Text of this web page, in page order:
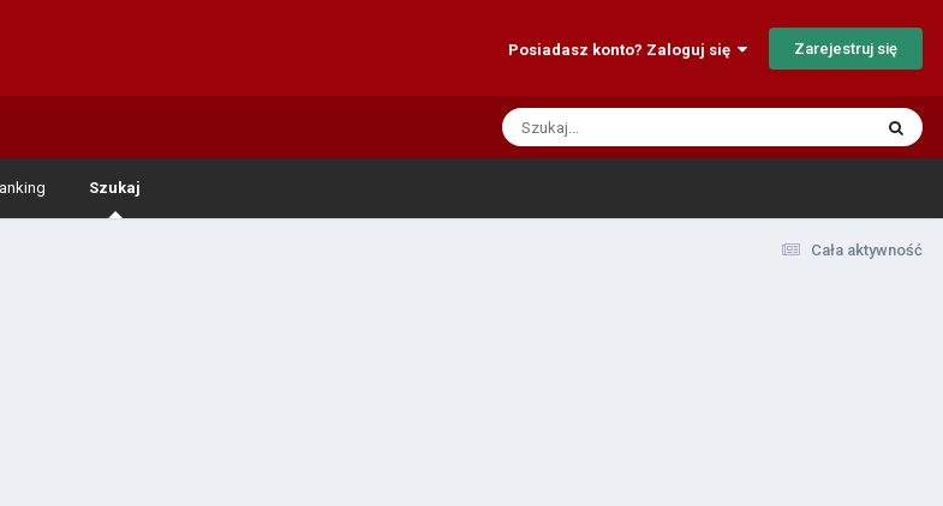
Posiadasz konto? Zaloguj się Zarejestruj się
Szukaj
Cała aktywność